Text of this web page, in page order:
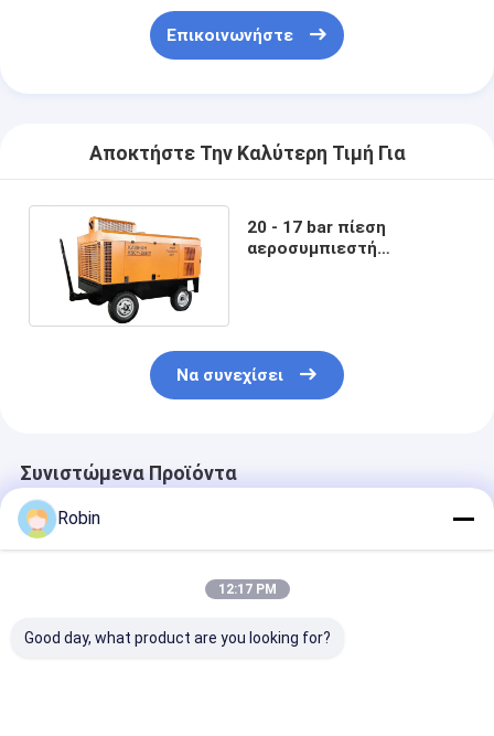
Επικοινωνήστε
Αποκτήστε Την Καλύτερη Τιμή Για
20 - 17 bar πίεση
αεροσυμπιεστή
Να συνεχίσει
Συνιστώμενα Προϊόντα
Robin
12:17 PM
Good day, what product are you looking for?